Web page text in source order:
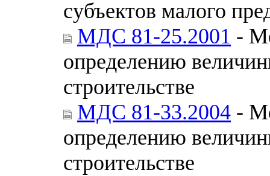
субъектов малого
МДС 81-25.2001 -
определению
строительстве
МДС 81-33.2004 -
определению
строительстве